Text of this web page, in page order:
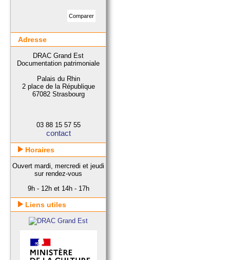
Adresse
DRAC Grand Est
Documentation patrimoniale
Palais du Rhin
2 place de la République
67082 Strasbourg
03 88 15 57 55
contact
Horaires
Ouvert mardi, mercredi et jeudi
sur rendez-vous
9h - 12h et 14h - 17h
Liens utiles